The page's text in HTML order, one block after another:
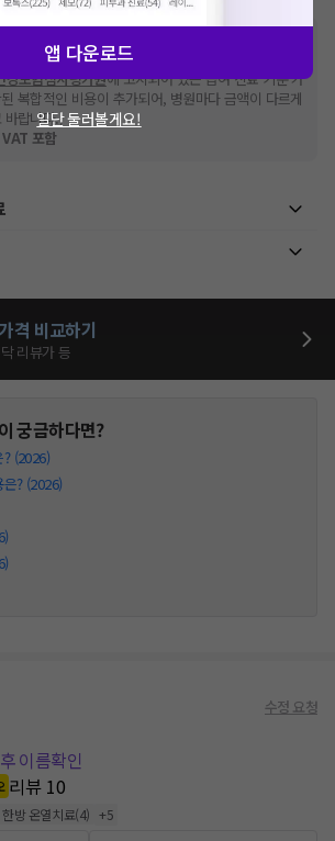
추가비용 등으로 실제 가격과 상이할 수 있으니, 정확
에 직접 문의해주세요.
강보험심사평가원에 고지되어 있는 급여 진료 기준 가
복합적인 비용이 추가되어, 병원마다 금액이 다르게
바랍니다.)
VAT 포함
격 비교하기
리뷰가 등
궁금하다면?
(2026)
? (2026)
수정 요청
이름확인
리뷰 10
한방 온열치료(4) +5
앱 다운로드
일단 둘러볼게요!